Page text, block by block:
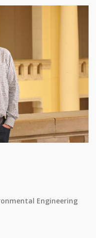
Engineering